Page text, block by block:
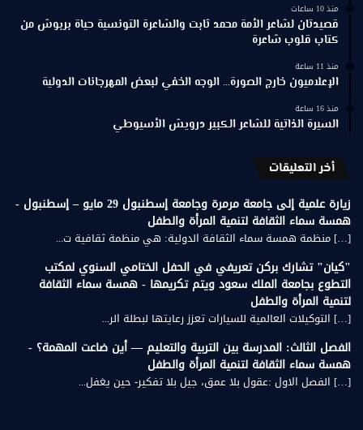
منذ 10 ساعات
قصيدتان لشاعر الأمة محمد ثابت والشاعرة التونسية حياة بربوش من
كتاب قلوب شاعرة
منذ 11 ساعة
الإعلاميون خارج الصورة… الوجه الخفي لبعض المهرجانات الدولية
منذ 16 ساعة
السيرة الذاتية للشاعر الكبير درويش الأسيوطي
أخر التعليقات
زيارة علمية إلى جامعة مرمرة وجامعة إسطنبول 29 مايو – إسطنبول -
همسة سماء الثقافة لتنمية المرأة والطفل
[…] منظمة همسة سماء الثقافة الدولية: هي منظمة ثقافية ت...
"كيان" تشارك بركن تعريفي في الحفل الختامي السنوي لمكتب
التطوع بجامعة الملك سعود ويتم تكريمها - همسة سماء الثقافة
لتنمية المرأة والطفل
[…] التوكيلات العالمية للسيارات تعزز رعايتها لبطلة الر...
الفصل الثالث: المدرسة بين التربية والتعليم — أين ضاعت المهمة؟ -
همسة سماء الثقافة لتنمية المرأة والطفل
[…] الفصل الاول :عقول بلا عمق، جيل بلا تفكير- حين يغفل...